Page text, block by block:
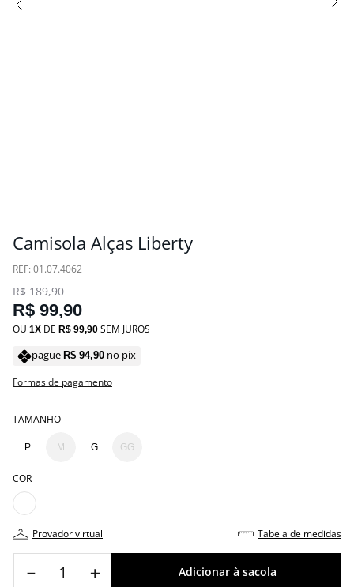
Camisola Alças Liberty
: 01.07.4062
R$ 189,90
R$ 99,90
OU 1 DE R$ 99,90 SEM JUROS
pague R$ 94,90 no pix
Formas de pagamento
TAMANHO
P M G GG
COR
provador virtual tabela de medidas
＋
－